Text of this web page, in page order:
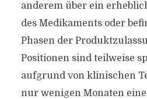
anderem über ein
des Medikaments oder
Phasen der
Positionen sind teilweise
aufgrund von klinischen
nur wenigen Monaten